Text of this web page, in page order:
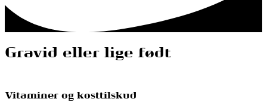
Gravid eller lige født
Vitaminer og kosttilskud